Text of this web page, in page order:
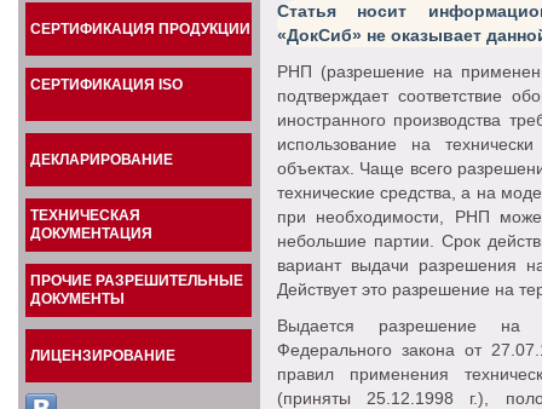
СЕРТИФИКАЦИЯ ПРОДУКЦИИ
СЕРТИФИКАЦИЯ ISO
ДЕКЛАРИРОВАНИЕ
ТЕХНИЧЕСКАЯ
ДОКУМЕНТАЦИЯ
ПРОЧИЕ РАЗРЕШИТЕЛЬНЫЕ
ДОКУМЕНТЫ
ЛИЦЕНЗИРОВАНИЕ
Статья носит
«ДокСиб» не оказывает
РНП (разрешение на
подтверждает соответствие
иностранного производства
использование на
объектах. Чаще всего
технические средства, а на
при необходимости, РНП
небольшие партии. Срок
вариант выдачи разрешения
Действует это разрешение на
Выдается разрешение на
Федерального закона от
правил применения
(приняты 25.12.1998 г.),